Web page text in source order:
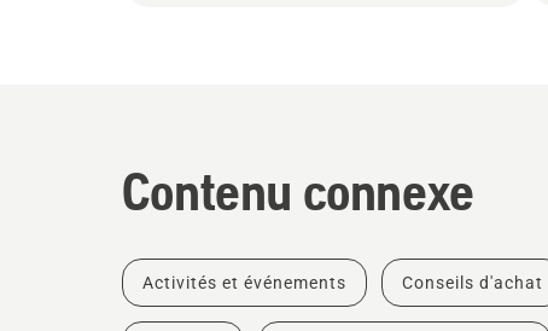
Contenu connexe
Activités et événements Conseils d'achat